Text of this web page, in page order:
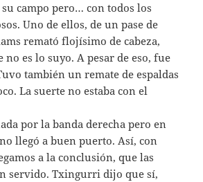
campo pero… con todos los
Uno de ellos, de un pase de
remató flojísimo de cabeza,
no es lo suyo. A pesar de eso, fue
también un remate de espaldas
La suerte no estaba con el
por la banda derecha pero en
llegó a buen puerto. Así, con
a la conclusión, que las
servido. Txingurri dijo que sí,